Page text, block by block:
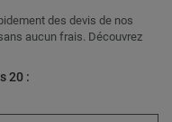
des devis de nos
aucun frais. Découvrez
20 :